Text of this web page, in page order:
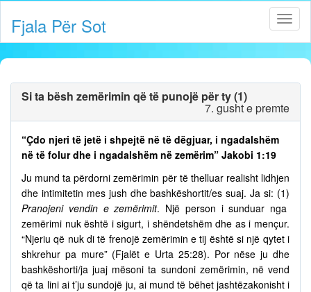
Fjala Për Sot
Si ta bësh zemërimin që të punojë për ty (1)
7. gusht e premte
“Çdo njeri të jetë i shpejtë në të dëgjuar, i ngadalshëm
në të folur dhe i ngadalshëm në zemërim” Jakobi 1:19
Ju mund ta përdorni zemërimin për të thelluar realisht lidhjen
dhe intimitetin mes jush dhe bashkëshortit/es suaj. Ja si: (1)
Pranojeni vendin e zemërimit. Një person i sunduar nga
zemërimi nuk është i sigurt, i shëndetshëm dhe as i mençur.
“Njeriu që nuk di të frenojë zemërimin e tij është si një qytet i
shkrehur pa mure” (Fjalët e Urta 25:28). Por nëse ju dhe
bashkëshorti/ja juaj mësoni ta sundoni zemërimin, në vend
që ta lini ai t’ju sundojë ju, ai mund të bëhet jashtëzakonisht i